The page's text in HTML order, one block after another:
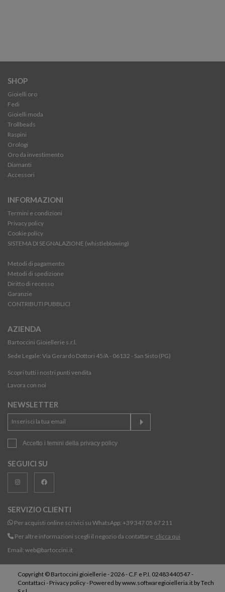
SHOP
Gioielli oro
Fedi
Gioielli moda
Trollbeads
Raspini
Orologi
Oro da investimento
Diamanti
Accessori
INFORMAZIONI
Termini e condizioni
Privacy policy
Cookie policy
SISTEMA DI SEGNALAZIONE (whistleblowing)
Metodi di pagamento
Metodi di spedizione
Diritto di recesso
Garanzie
CONTRIBUTI PUBBLICI
AZIENDA
Bartoccini Gioiellerie s.r.l.
Sede Legale: Via Gerardo Dottori 45/A - 06132 - San Sisto (PG)
Scopri tutti i nostri punti vendita
Lavora con noi
NEWSLETTER
Accetto i temini della privacy policy
SEGUICI SU
SERVIZIO CLIENTI
Per acquisti online scrivici su WhatsApp: +39 347 05 67 211
Per altre informazioni scegli il negozio da contattare: clicca qui
Email: web@bartoccini.it
Copyright © Bartoccini gioiellerie - 2026 - C.F e P.I. 02483440547 -
Contattaci - Privacy policy- Powered bywww.softwaregioielleria.it byTech